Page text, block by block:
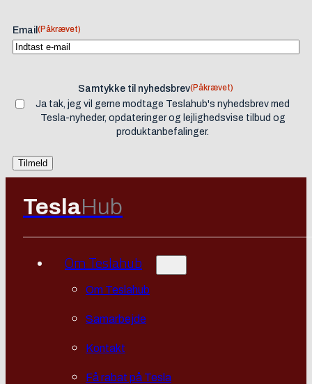
Email (Påkrævet)
Samtykke til nyhedsbrev(Påkrævet)
Ja tak, jeg vil gerne modtage Teslahub's nyhedsbrev med
Tesla-nyheder, opdateringer og lejlighedsvise tilbud og
produktanbefalinger.
TeslaHub
Om Teslahub
Om Teslahub
Samarbejde
Kontakt
Få rabat på Tesla